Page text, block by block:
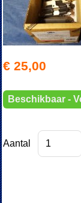
€ 25,00
Beschikbaar -
Aantal